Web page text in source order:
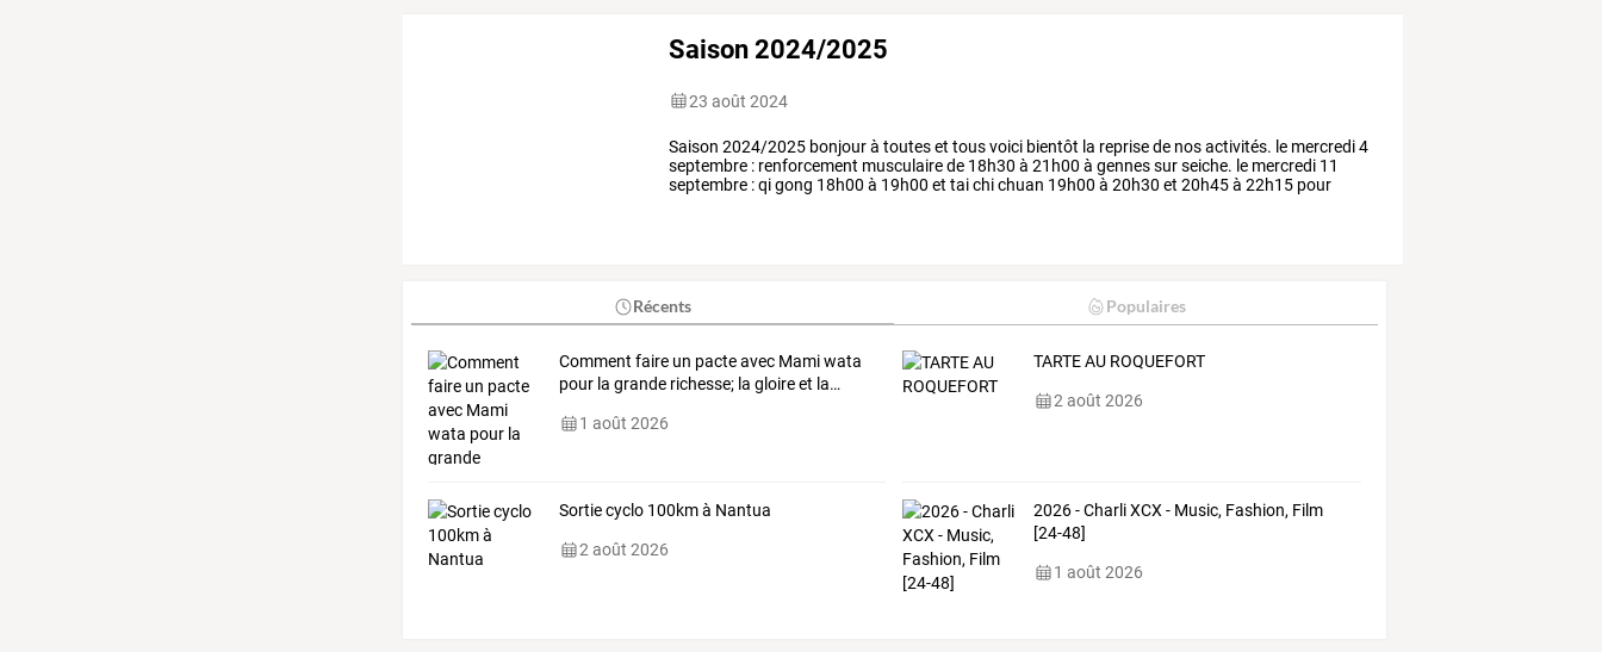
Saison 2024/2025
23 août 2024
Saison 2024/2025 bonjourà touteset tousvoici bientôt la reprisede nosactivités. le mercredi4
septembre : renforcement musculairede 18h30 à 21h00 à gennessurseiche. le mercredi 11
septembre :qigong 18h00 à 19h00 et taichichuan 19h00 à 20h30 et 20h45à 22h15 pour
Récents Populaires
Comment faireun pacteavecMamiwata
pourla granderichesse;la gloireet la…
1 août 2026
TARTE AU ROQUEFORT
2 août 2026
Sortie cyclo 100km à Nantua
2 août 2026
2026 - Charli XCX - Music, Fashion, Film
[24-48]
1 août 2026